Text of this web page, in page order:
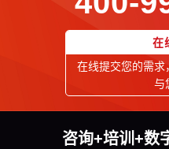
在
在线提交您的需求
与
咨询+培训+数